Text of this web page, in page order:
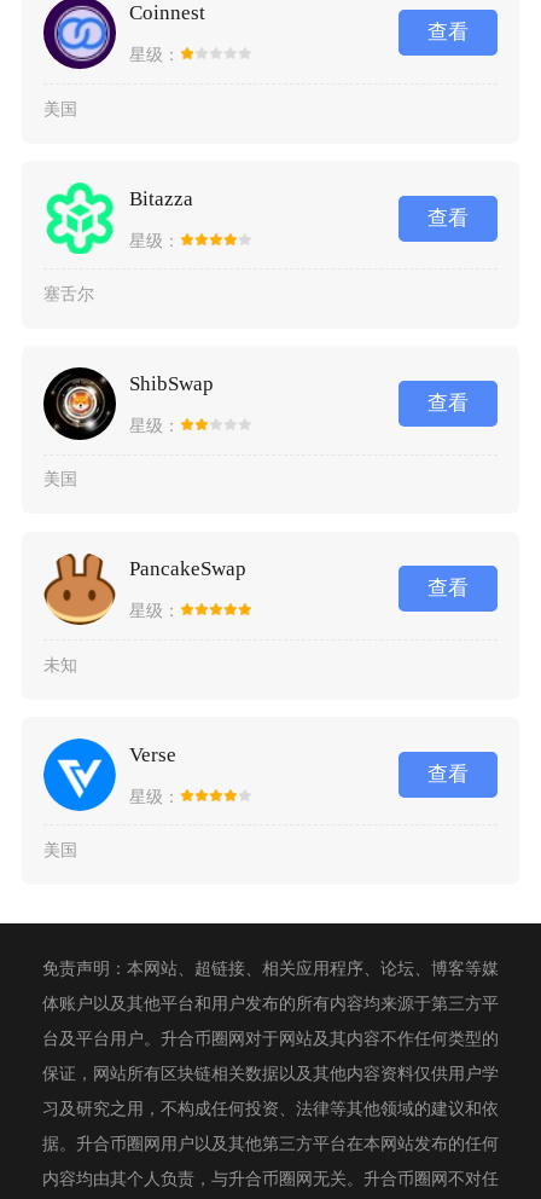
Coinnest
星级：
查看
美国
Bitazza
星级：
查看
塞舌尔
ShibSwap
星级：
查看
美国
PancakeSwap
星级：
查看
未知
Verse
星级：
查看
美国
免责声明：本网站、超链接、相关应用程序、论坛、博客等媒
体账户以及其他平台和用户发布的所有内容均来源于第三方平
台及平台用户。升合币圈网对于网站及其内容不作任何类型的
保证，网站所有区块链相关数据以及其他内容资料仅供用户学
习及研究之用，不构成任何投资、法律等其他领域的建议和依
据。升合币圈网用户以及其他第三方平台在本网站发布的任何
内容均由其个人负责，与升合币圈网无关。升合币圈网不对任